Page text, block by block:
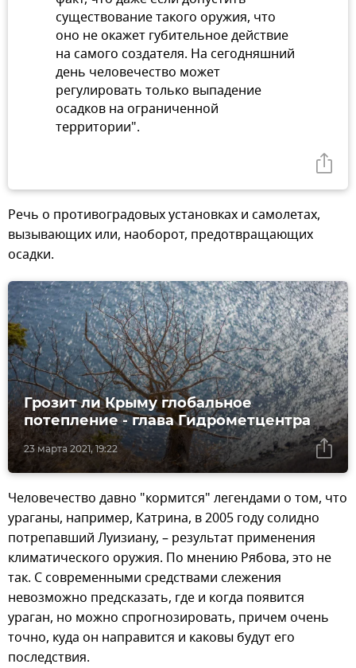
существование такого оружия, что
оно не окажет губительное действие
на самого создателя. На сегодняшний
день человечество может
регулировать только выпадение
осадков на ограниченной
территории".
Речь о противоградовых установках и самолетах,
вызывающих или, наоборот, предотвращающих
осадки.
23 марта 2021, 19:22
Грозит ли Крыму глобальное
потепление - глава Гидрометцентра
Человечество давно "кормится" легендами о том, что
ураганы, например, Катрина, в 2005 году солидно
потрепавший Луизиану, – результат применения
климатического оружия. По мнению Рябова, это не
так. С современными средствами слежения
невозможно предсказать, где и когда появится
ураган, но можно спрогнозировать, причем очень
точно, куда он направится и каковы будут его
последствия.